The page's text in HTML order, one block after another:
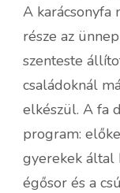
A karácsonyfa
része az
szenteste
családoknál
elkészül. A fa
program:
gyerekek által
égősor és a